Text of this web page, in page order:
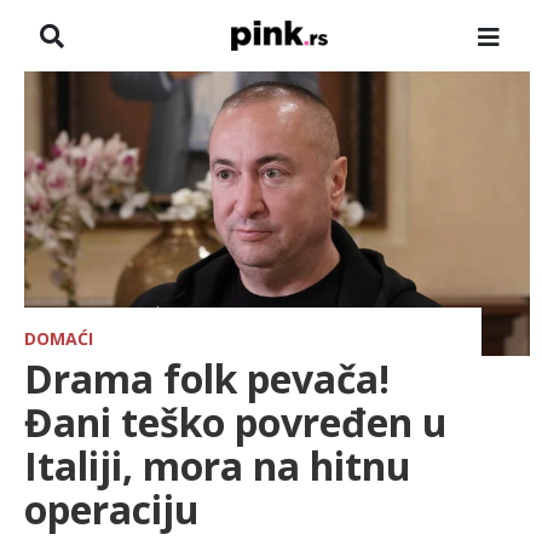
NASLOVNA
VESTI
ZADRUGA
SHOWBIZ
HRONIKA
FARMERI
TV
SPORT
DOMAĆI
Drama folk pevača!
Đani teško povređen u
Italiji, mora na hitnu
operaciju